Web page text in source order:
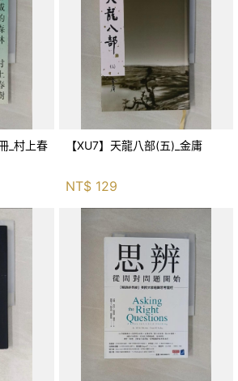
_村上春
【XU7】天龍八部(五)_金庸
NT$ 129